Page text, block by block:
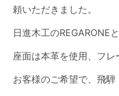
頼いただきました。
日進木工のREGARONE
座面は本革を使用、フレ
お客様のご希望で、飛